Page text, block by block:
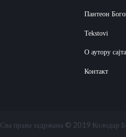
Пантеон
Tekstovi
О аутору сајта
Контакт
Сва права задржана © 2019 Колодар